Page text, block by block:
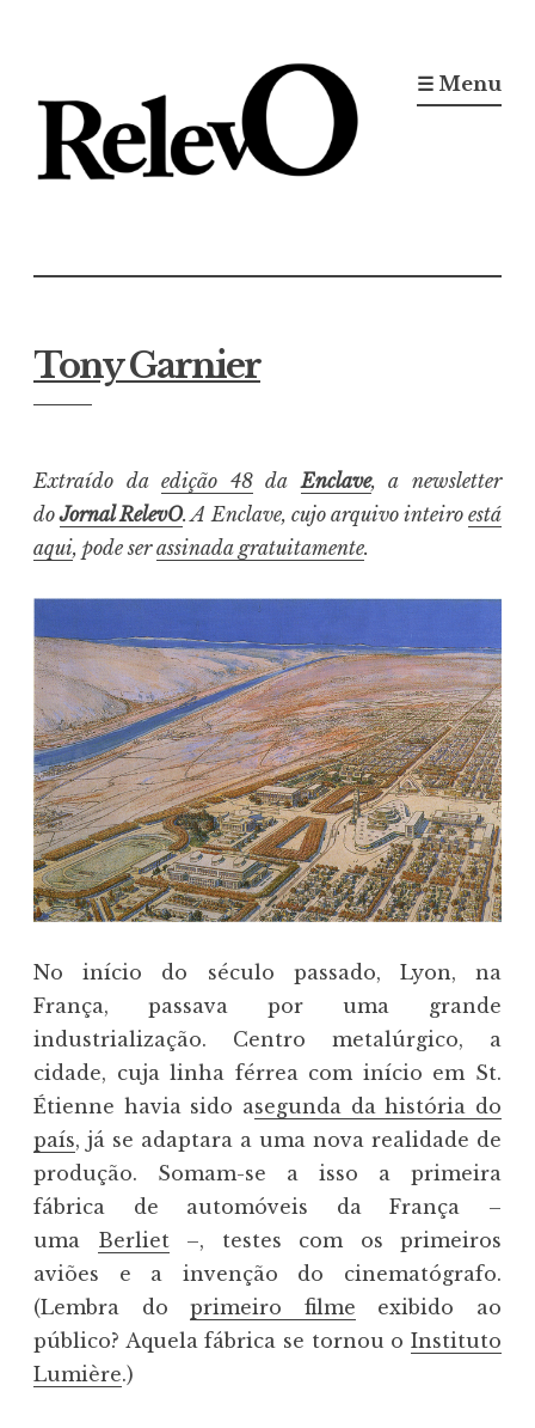
conteúdo
☰ Menu
Tony Garnier
Extraído daedição 48daEnclave, a newsletter
doJornal RelevO. A Enclave, cujo arquivo inteiro está
aqui, pode serassinada gratuitamente.
No início do século passado, Lyon, na
França, passava por uma grande
industrialização. Centro metalúrgico, a
cidade, cuja linha férrea com início em St.
Étienne havia sido asegunda da história do
país, já se adaptara a uma nova realidade de
produção. Somam-se a isso a primeira
fábrica de automóveis da França –
uma Berliet–, testes com os primeiros
aviões e a invenção do cinematógrafo.
(Lembra doprimeiro filme exibido ao
público? Aquela fábrica se tornou o Instituto
Lumière.)